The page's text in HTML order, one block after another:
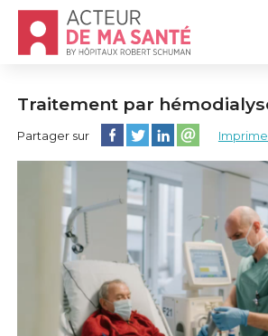
Accueil - Acteur de ma santé, by
Traitement par
Partager sur Partager cette page sur
Partager cette page sur
Partager cette
Partager cette